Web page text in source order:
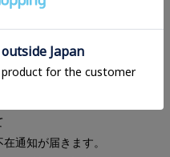
または「クロネコメン
身でご設定ください。
通知が届きます。